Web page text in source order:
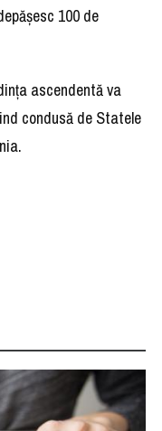
100 de
ascendentă va
condusă de Statele